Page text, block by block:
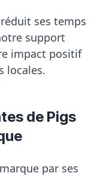
ses temps
support
impact positif
locales.
de Pigs
par ses